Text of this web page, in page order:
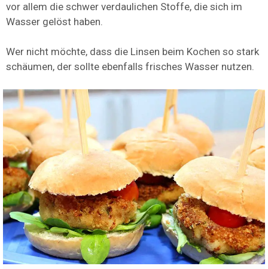
vor allem die schwer verdaulichen Stoffe, die sich im
Wasser gelöst haben.
Wer nicht möchte, dass die Linsen beim Kochen so stark
schäumen, der sollte ebenfalls frisches Wasser nutzen.